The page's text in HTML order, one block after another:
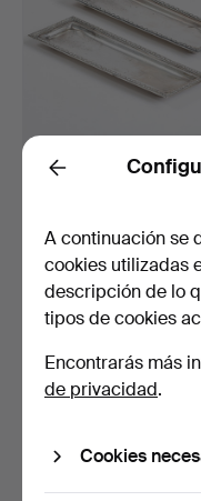
Par de fuentes
1 puja
47 USD
Back
A continuación se
cookies utilizadas
descripción de lo
tipos de cookies
Encontrarás más
de privacidad.
Cookies